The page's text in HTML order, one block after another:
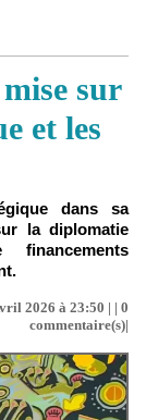
sur
et les
dans sa
la diplomatie
2026 à 23:50 | | 0
commentaire(s)|